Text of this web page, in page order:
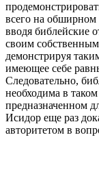
всего на
вводя библейские
своим
демонстрируя
имеющее себе
Следовательно,
необходима в
предназначенном
Исидор еще раз
авторитетом в